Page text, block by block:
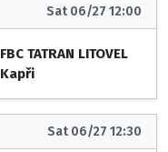
Sat 06/27 12:00
FBC TATRAN LITOVEL
Kapři
Sat 06/27 12:30